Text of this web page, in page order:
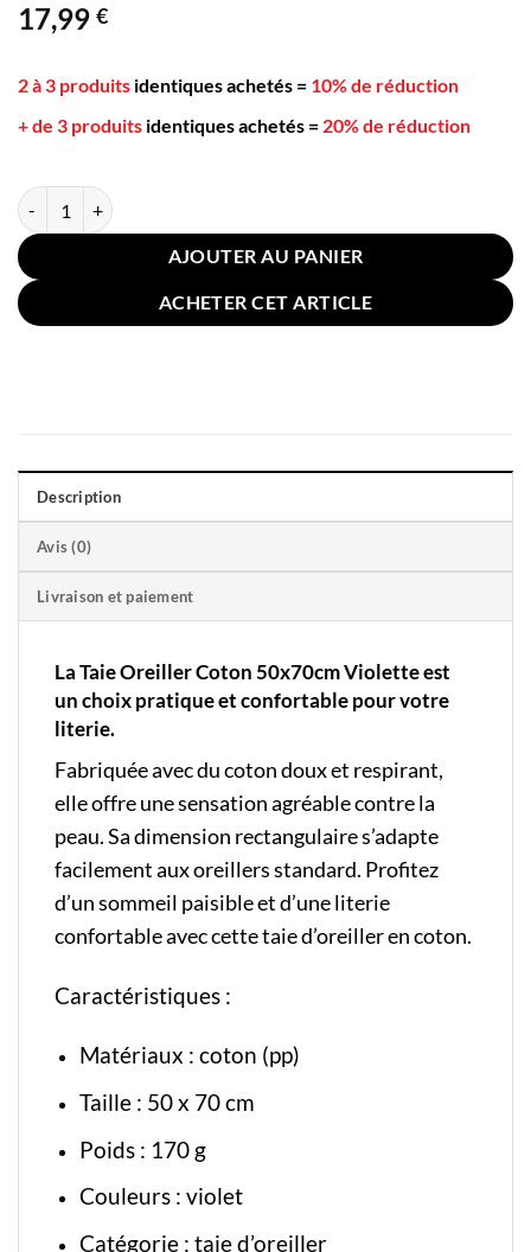
17,99 €
2 à 3 produits identiques achetés = 10% de réduction
+ de 3 produits identiques achetés = 20% de réduction
quantité de Taie Oreiller Coton 50x70cm Violette
AJOUTER AU PANIER
ACHETER CET ARTICLE
Description
Avis (0)
Livraison et paiement
La Taie Oreiller Coton 50x70cm Violette est
un choix pratique et confortable pour votre
literie.
Fabriquée avec du coton doux et respirant,
elle offre une sensation agréable contre la
peau. Sa dimension rectangulaire s’adapte
facilement aux oreillers standard. Profitez
d’un sommeil paisible et d’une literie
confortable avec cette taie d’oreiller en coton.
Caractéristiques :
Matériaux : coton (pp)
Taille : 50 x 70 cm
Poids : 170 g
Couleurs : violet
Catégorie : taie d’oreiller